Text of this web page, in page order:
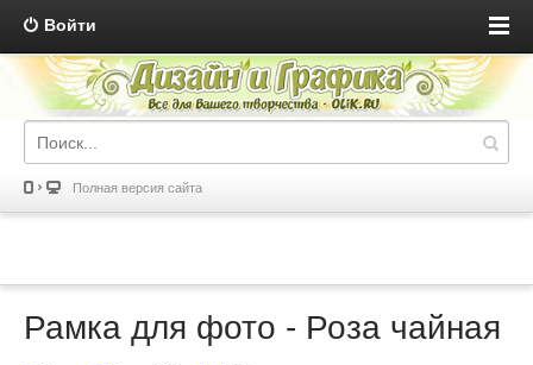
Войти
Полная версия сайта
Рамка для фото - Роза чайная